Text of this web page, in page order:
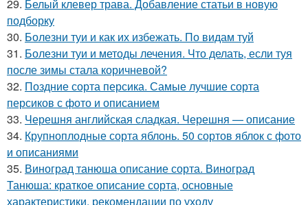
29. Белый клевер трава. Добавление статьи в новую
подборку
30. Болезни туи и как их избежать. По видам туй
31. Болезни туи и методы лечения. Что делать, если туя
после зимы стала коричневой?
32. Поздние сорта персика. Самые лучшие сорта
персиков с фото и описанием
33. Черешня английская сладкая. Черешня — описание
34. Крупноплодные сорта яблонь. 50 сортов яблок с фото
и описаниями
35. Виноград танюша описание сорта. Виноград
Танюша: краткое описание сорта, основные
характеристики, рекомендации по уходу